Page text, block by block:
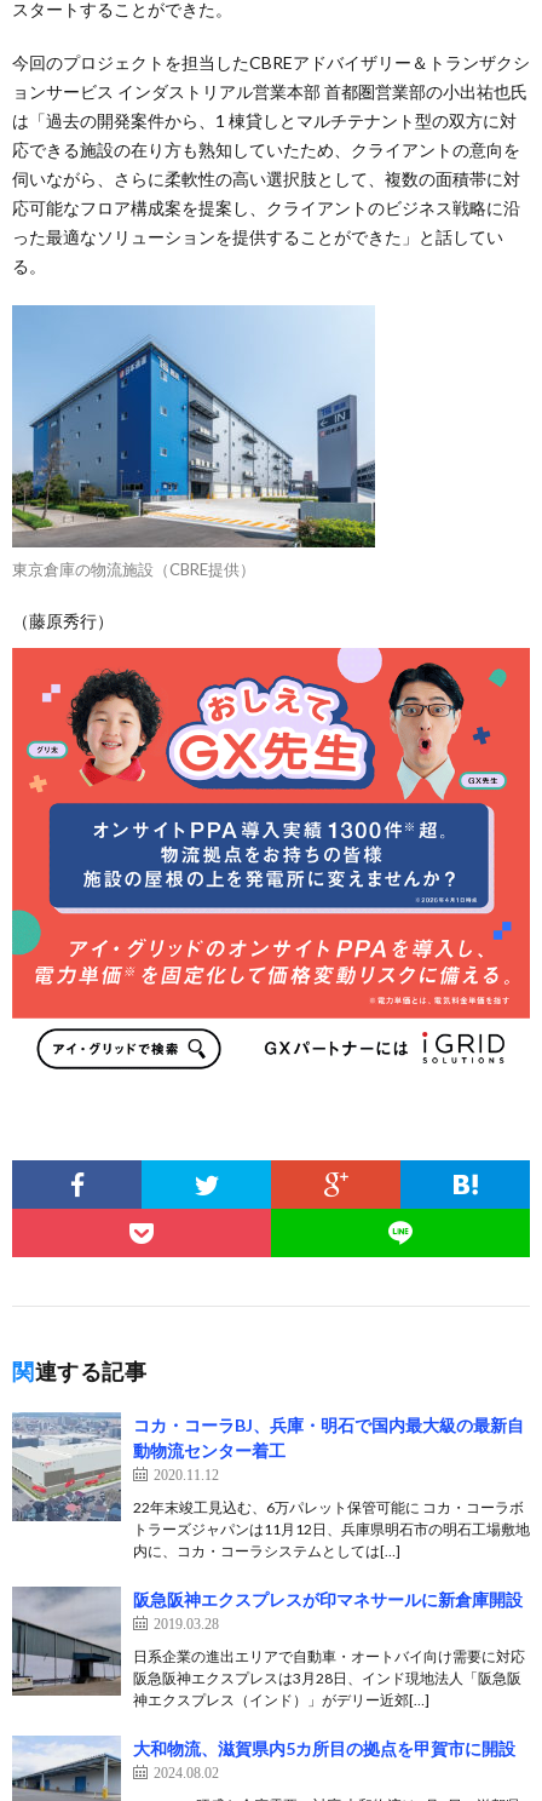
スタートすることができた。
今回のプロジェクトを担当したCBREアドバイザリー＆トランザクシ
ョンサービス インダストリアル営業本部 首都圏営業部の小出祐也氏
は「過去の開発案件から、1 棟貸しとマルチテナント型の双方に対
応できる施設の在り方も熟知していたため、クライアントの意向を
伺いながら、さらに柔軟性の高い選択肢として、複数の面積帯に対
応可能なフロア構成案を提案し、クライアントのビジネス戦略に沿
った最適なソリューションを提供することができた」と話してい
る。
東京倉庫の物流施設（CBRE提供）
（藤原秀行）
関連する記事
コカ・コーラBJ、兵庫・明石で国内最大級の最新自
動物流センター着工
2020.11.12
22年末竣工見込む、6万パレット保管可能に コカ・コーラボ
トラーズジャパンは11月12日、兵庫県明石市の明石工場敷地
内に、コカ・コーラシステムとしては[…]
阪急阪神エクスプレスが印マネサールに新倉庫開設
2019.03.28
日系企業の進出エリアで自動車・オートバイ向け需要に対応
阪急阪神エクスプレスは3月28日、インド現地法人「阪急阪
神エクスプレス（インド）」がデリー近郊[…]
大和物流、滋賀県内5カ所目の拠点を甲賀市に開設
2024.08.02